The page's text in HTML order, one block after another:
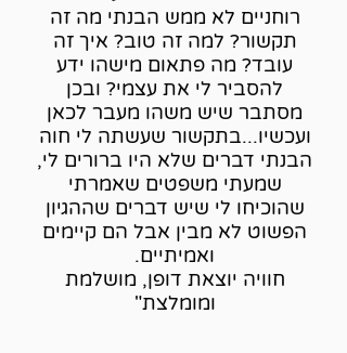
רוחניים לא ממש הבנתי מה זה
תקשור? למה זה טוב? איך זה
עובד? מה פתאום מישהו ידע
להסביר לי את עצמי? ובכן
מסתבר שיש משהו מעבר לכאן
ועכשיו...בתקשור שעשתה לי חוה
הבנתי דברים שלא היו ברורים לי,
שמעתי משפטים שאמרתי
שהוכיחו לי שיש דברים שההגיון
הפשוט לא מבין אבל הם קיימים
ואמיתיים.
חוויה יוצאת דופן, מושלמת
ומומלצת"